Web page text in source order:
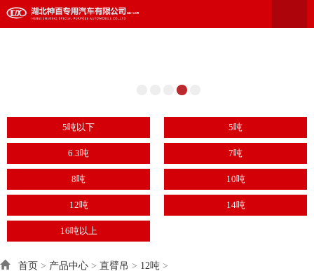
5吨以下 5吨
6.3吨 7吨
8吨 10吨
12吨 14吨
16吨以上
首页 > 产品中心 > 直臂吊 > 12吨 >